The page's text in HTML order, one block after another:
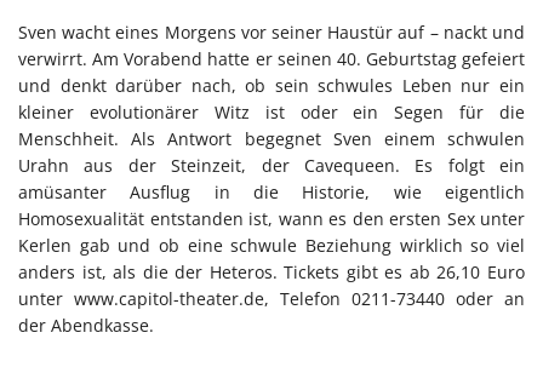
Sven wacht eines Morgens vor seiner Haustür auf – nackt und
verwirrt. Am Vorabend hatte er seinen 40. Geburtstag gefeiert
und denkt darüber nach, ob sein schwules Leben nur ein
kleiner evolutionärer Witz ist oder ein Segen für die
Menschheit. Als Antwort begegnet Sven einem schwulen
Urahn aus der Steinzeit, der Cavequeen. Es folgt ein
amüsanter Ausflug in die Historie, wie eigentlich
Homosexualität entstanden ist, wann es den ersten Sex unter
Kerlen gab und ob eine schwule Beziehung wirklich so viel
anders ist, als die der Heteros. Tickets gibt es ab 26,10 Euro
unter www.capitol-theater.de, Telefon 0211-73440 oder an
der Abendkasse.